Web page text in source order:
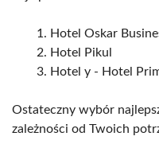
Hotel Oskar
Hotel Pikul
Hotel y - Hotel
Ostateczny wybór
zależności od Twoich